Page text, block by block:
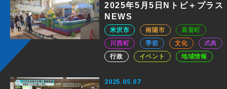
2025年5月5日Nトピ＋プラス
NEWS
米沢市 南陽市
高畠町
川西町
季節 文化
式典
行政
イベント 地域情報
2025.05.07